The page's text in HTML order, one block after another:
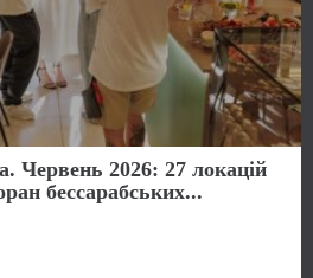
Червень 2026: 27 локацій
бессарабських...